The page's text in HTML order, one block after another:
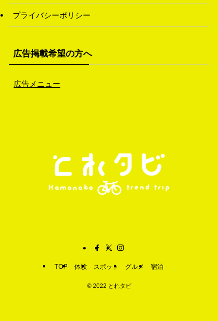
(26)
(46)
プライバシーポリシー
広告掲載希望の方へ
広告メニュー
TOP 体験 スポット グルメ 宿泊
©2022 とれタビ